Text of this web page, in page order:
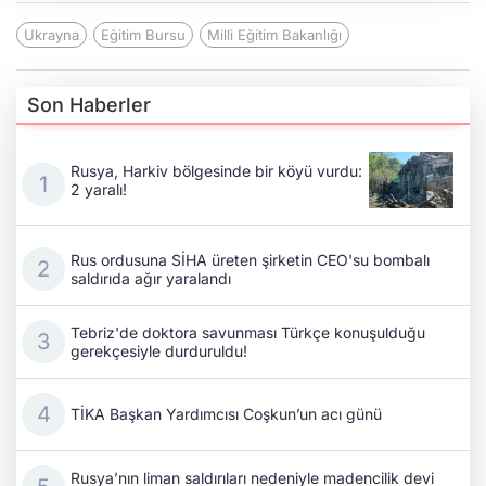
Ukrayna Eğitim Bursu Milli Eğitim Bakanlığı
Son Haberler
Rusya, Harkiv bölgesinde bir köyü vurdu:
2 yaralı!
Rus ordusuna SİHA üreten şirketin CEO'su bombalı
saldırıda ağır yaralandı
Tebriz'de doktora savunması Türkçe konuşulduğu
gerekçesiyle durduruldu!
TİKA Başkan Yardımcısı Coşkun’un acı günü
Rusya’nın liman saldırıları nedeniyle madencilik devi